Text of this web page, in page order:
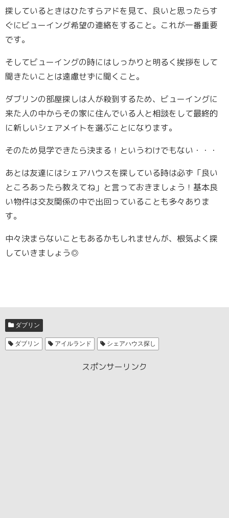
探しているときはひたすらアドを見て、良いと思ったらす
ぐにビューイング希望の連絡をすること。これが一番重要
です。
そしてビューイングの時にはしっかりと明るく挨拶をして
聞きたいことは遠慮せずに聞くこと。
ダブリンの部屋探しは人が殺到するため、ビューイングに
来た人の中からその家に住んでいる人と相談をして最終的
に新しいシェアメイトを選ぶことになります。
そのため見学できたら決まる！というわけでもない・・・
あとは友達にはシェアハウスを探している時は必ず「良い
ところあったら教えてね」と言っておきましょう！基本良
い物件は交友関係の中で出回っていることも多々ありま
す。
中々決まらないこともあるかもしれませんが、根気よく探
していきましょう◎
ダブリン
ダブリン アイルランド シェアハウス探し
スポンサーリンク